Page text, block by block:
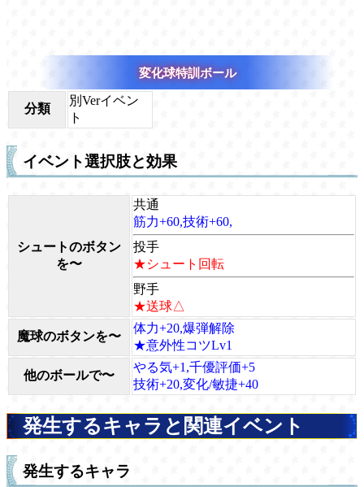
変化球特訓ボール
分類
別Verイベン
ト
イベント選択肢と効果
シュートのボタン
を〜
共通
筋力+60,技術+60,
投手
★シュート回転
野手
★送球△
魔球のボタンを〜
体力+20,爆弾解除
★意外性コツLv1
他のボールで〜
やる気+1,千優評価+5
技術+20,変化/敏捷+40
発生するキャラと関連イベント
発生するキャラ